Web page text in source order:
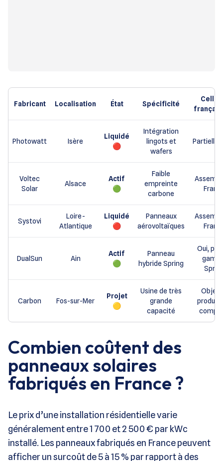
Fabricant Localisation État Spécificité
Photowatt Isère
Liquidé
🔴
Intégration
lingots et
wafers
Voltec
Solar
Alsace
Actif
🟢
Faible
empreinte
carbone
Systovi
Loire-
Atlantique
Liquidé
🔴
Panneaux
aérovoltaïques
DualSun Ain
Actif
🟢
Panneau
hybride Spring
Oui,
Carbon Fos-sur-Mer
Projet
🟡
Usine de très
grande
capacité
Combien coûtent des
panneaux solaires
fabriqués en France ?
Le prix d’une installation résidentielle varie
généralement entre 1 700 et 2 500 € par kWc
installé. Les panneaux fabriqués en France peuvent
afficher un surcoût de 5 à 15 % par rapport à des